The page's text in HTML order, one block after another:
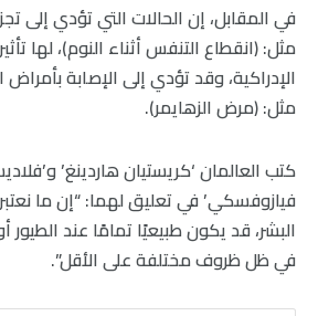
في المقابل، إن الحالات التي تؤدي إلى
مثل: (انقطاع التنفس أثناء النوم)، لها
الإدراكية، وقد تؤدي إلى الإصابة
مثل: (مرض الزهايمر).
كتب العالمان ‘كريستيان هاردينغ’
فيازوفسكي’ في تعليق لهما: “إن ما
البشر، قد يكون طبيعيًا تمامًا عند الطيور
في ظل ظروف مختلفة على الأقل”.